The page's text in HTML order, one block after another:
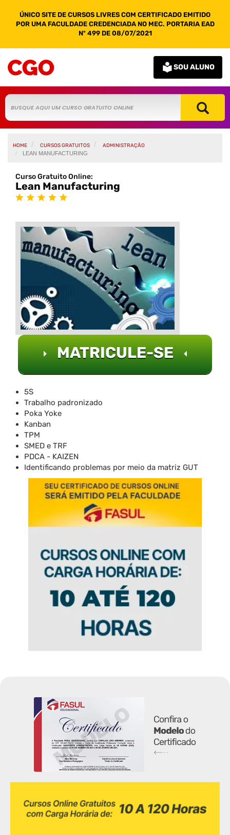
ÚNICO SITE DE CURSOS LIVRES COM CERTIFICADO EMITIDO
POR UMA FACULDADE CREDENCIADA NO MEC. PORTARIA EAD
Nº 499 DE 08/07/2021
SOU ALUNO
HOME CURSOS GRATUITOS
ADMINISTRAÇÃO
LEAN MANUFACTURING
Curso Gratuito Online:
Lean Manufacturing
MATRICULE-SE
5S
Trabalho padronizado
Poka Yoke
Kanban
TPM
SMED e TRF
PDCA - KAIZEN
Identificando problemas por meio da matriz GUT